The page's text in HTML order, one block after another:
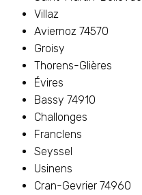
Villaz
Aviernoz 74570
Groisy
Thorens-Glières
Évires
Bassy 74910
Challonges
Franclens
Seyssel
Usinens
Cran-Gevrier 74960